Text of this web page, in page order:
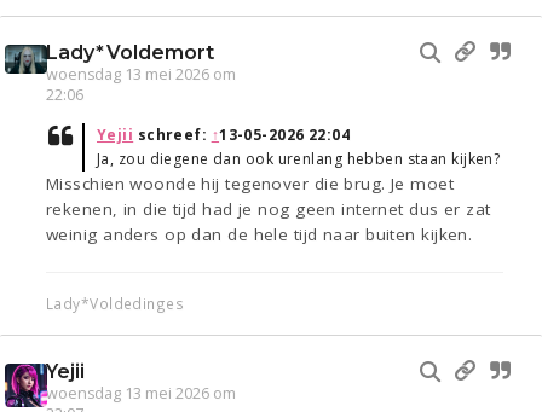
Lady*Voldemort
woensdag 13 mei 2026 om
22:06
Yejii schreef: ↑13-05-2026 22:04
Ja, zou diegene dan ook urenlang hebben staan kijken?
Misschien woonde hij tegenover die brug. Je moet
rekenen, in die tijd had je nog geen internet dus er zat
weinig anders op dan de hele tijd naar buiten kijken.
Lady*Voldedinges
Yejii
woensdag 13 mei 2026 om